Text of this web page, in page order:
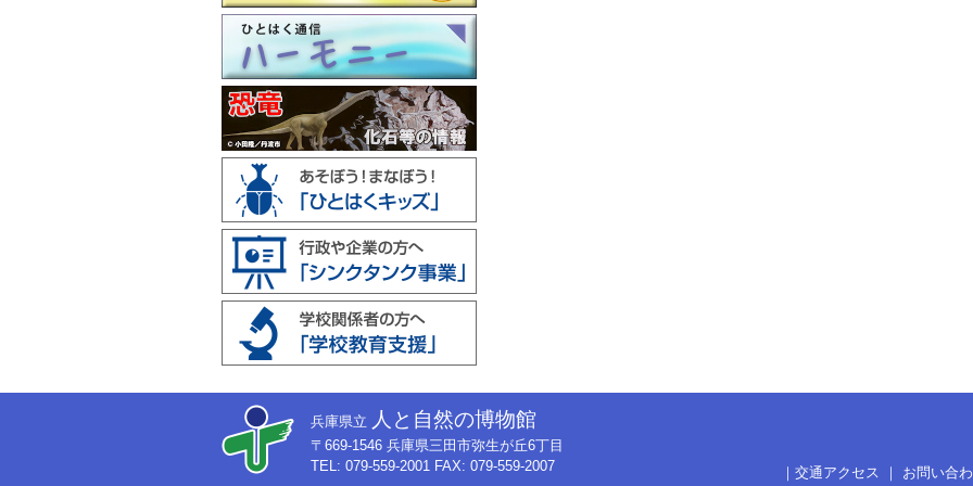
兵庫県立 人と自然の博物館
〒669-1546 兵庫県三田市弥生が丘6丁目
TEL: 079-559-2001 FAX: 079-559-2007
｜ 交通アクセス ｜ お問い合